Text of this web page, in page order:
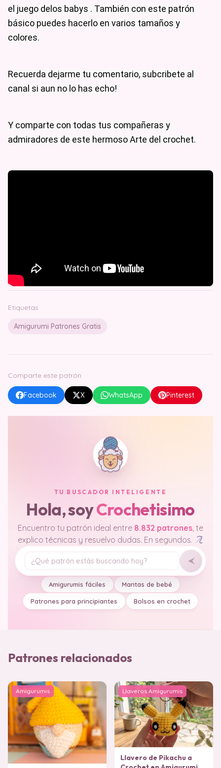
el juego delos babys . También con este patrón
básico puedes hacerlo en varios tamaños y
colores.
Recuerda dejarme tu comentario, subcribete al
canal si aun no lo has echo!
Y comparte con todas tus compañeras y
Etiquetas
Amigurumi Patrones Gratis
Comparte este patrón
Facebook X WhatsApp Pinterest
TU BUSCADOR INTELIGENTE
Hola, soyCrochetisimo
Encuentro tu patrón ideal entre 8.832 patrones, te
explico técnicas y resuelvo dudas. En segundos.
Tu pregunta
Amigurumis fáciles Mantas de bebé
Patrones para principiantes Bolsos en crochet
Patrones relacionados
Amigurumis Llaveros Amigurumis
Llavero de Pikachu a